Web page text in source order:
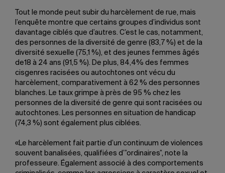
Tout le monde peut subir du harcèlement de rue, mais
l’enquête montre que certains groupes d’individus sont
davantage ciblés que d’autres. C’est le cas, notamment,
des personnes de la diversité de genre (83,7 %) et de la
diversité sexuelle (75,1 %), et des jeunes femmes âgés
de18 à 24 ans (91,5 %). De plus, 84,4% des femmes
cisgenres racisées ou autochtones ont vécu du
harcèlement, comparativement à 62 % des personnes
blanches. Le taux grimpe à près de 95 % chez les
personnes de la diversité de genre qui sont racisées ou
autochtones. Les personnes en situation de handicap
(74,3 %) sont également plus ciblées.
«Le harcèlement fait partie d’un continuum de violences
souvent banalisées, qualifiées d’”ordinaires”, note la
professeure. Également associé à des comportements